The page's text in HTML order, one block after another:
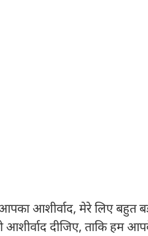
आशीर्वाद, मेरे लिए बहुत
दीजिए, ताकि हम